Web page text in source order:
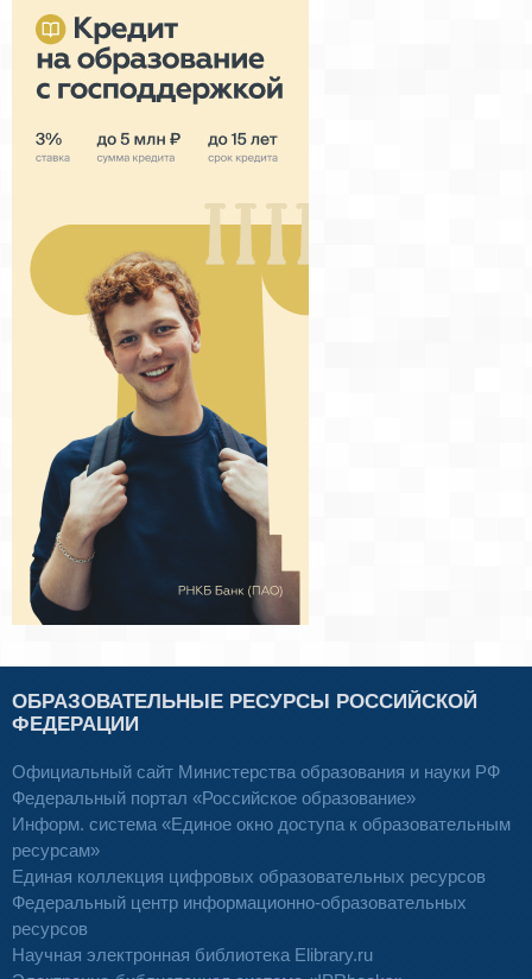
ОБРАЗОВАТЕЛЬНЫЕ РЕСУРСЫ РОССИЙСКОЙ
ФЕДЕРАЦИИ
Официальный сайт Министерства образования и науки РФ
Федеральный портал «Российское образование»
Информ. система «Единое окно доступа к образовательным
ресурсам»
Единая коллекция цифровых образовательных ресурсов
Федеральный центр информационно-образовательных
ресурсов
Научная электронная библиотека Elibrary.ru